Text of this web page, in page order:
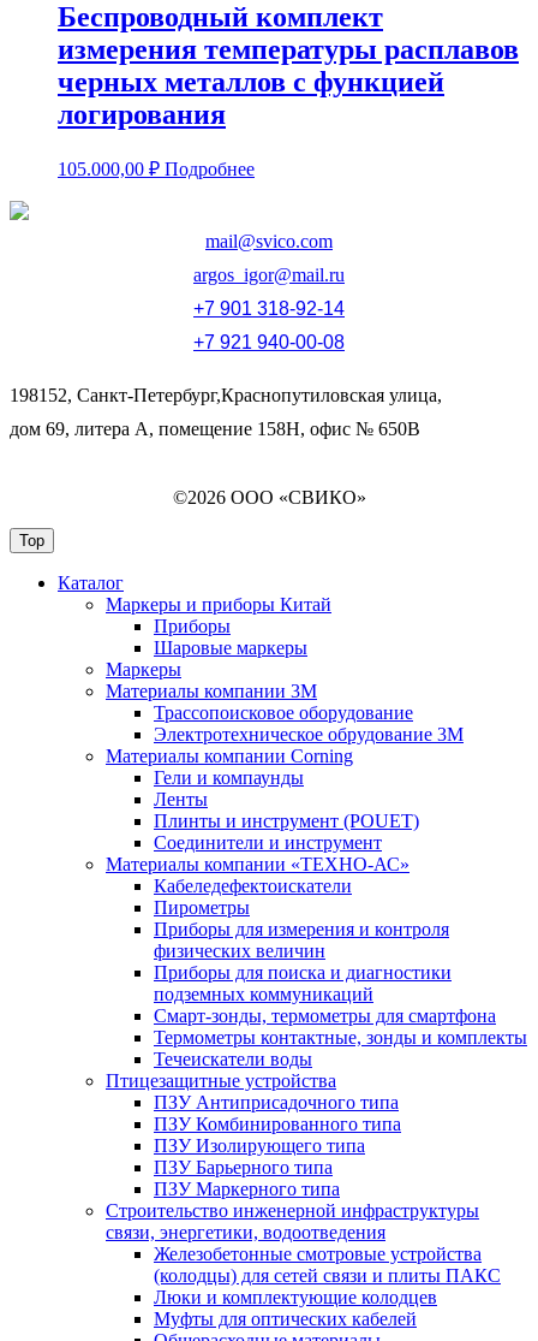
Беспроводный комплект
измерения температуры расплавов
черных металлов с функцией
логирования
105.000,00 ₽ Подробнее
mail@svico.com
argos_igor@mail.ru
+7 901 318-92-14
+7 921 940-00-08
198152, Санкт-Петербург,Краснопутиловская улица,
дом 69, литера А, помещение 158Н, офис № 650В
©2026 ООО «СВИКО»
Top
Каталог
Маркеры и приборы Китай
Приборы
Шаровые маркеры
Маркеры
Материалы компании 3М
Трассопоисковое оборудование
Электротехническое обрудование 3М
Материалы компании Corning
Гели и компаунды
Ленты
Плинты и инструмент (POUET)
Соединители и инструмент
Материалы компании «ТЕХНО-АС»
Кабеледефектоискатели
Пирометры
Приборы для измерения и контроля
физических величин
Приборы для поиска и диагностики
подземных коммуникаций
Смарт-зонды, термометры для смартфона
Термометры контактные, зонды и комплекты
Течеискатели воды
Птицезащитные устройства
ПЗУ Антиприсадочного типа
ПЗУ Комбинированного типа
ПЗУ Изолирующего типа
ПЗУ Барьерного типа
ПЗУ Маркерного типа
Строительство инженерной инфраструктуры
связи, энергетики, водоотведения
Железобетонные смотровые устройства
(колодцы) для сетей связи и плиты ПАКС
Люки и комплектующие колодцев
Муфты для оптических кабелей